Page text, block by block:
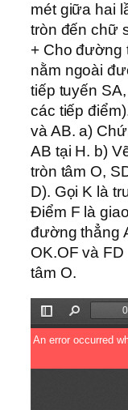
mét giữa hai
tròn đến chữ
+ Cho đường
nằm ngoài
tiếp tuyến
các tiếp
và AB. a)
AB tại H. b)
tròn tâm O,
D). Gọi K là
Điểm F là
đường thẳng
OK.OF và
tâm O.